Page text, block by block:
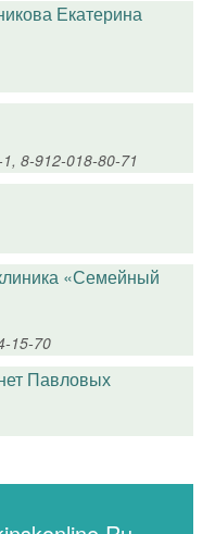
Екатерина
8-912-018-80-71
«Семейный
15-70
Павловых